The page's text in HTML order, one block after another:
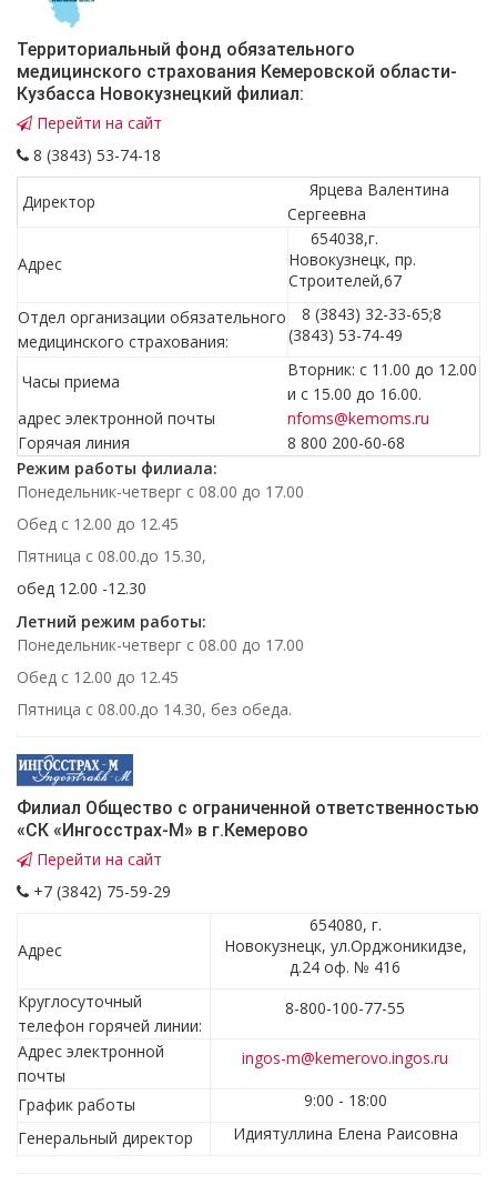
Территориальный фонд обязательного
медицинского страхования Кемеровской области-
Кузбасса Новокузнецкий филиал:
Перейти на сайт
8 (3843) 53-74-18
Директор
Ярцева Валентина
Сергеевна
Адрес
654038,г.
Новокузнецк, пр.
Строителей,67
Отдел организации обязательного
медицинского страхования:
8 (3843) 32-33-65;8
(3843) 53-74-49
Часы приема
Вторник: с 11.00 до 12.00
и с 15.00 до 16.00.
адрес электронной почты
nfoms@kemoms.ru
Горячая линия
8 800 200-60-68
Режим работы филиала:
Понедельник-четверг с 08.00 до 17.00
Обед с 12.00 до 12.45
Пятница с 08.00.до 15.30,
обед 12.00 -12.30
Летний режим работы:
Понедельник-четверг с 08.00 до 17.00
Обед с 12.00 до 12.45
Пятница с 08.00.до 14.30, без обеда.
Филиал Общество с ограниченной ответственностью
«СК «Ингосстрах-М» в г.Кемерово
Перейти на сайт
+7 (3842) 75-59-29
Адрес
654080, г.
Новокузнецк, ул.Орджоникидзе,
д.24 оф. № 416
Круглосуточный
телефон горячей линии:
8-800-100-77-55
Адрес электронной
почты
ingos-m@kemerovo.ingos.ru
График работы
9:00 - 18:00
Генеральный директор
Идиятуллина Елена Раисовна